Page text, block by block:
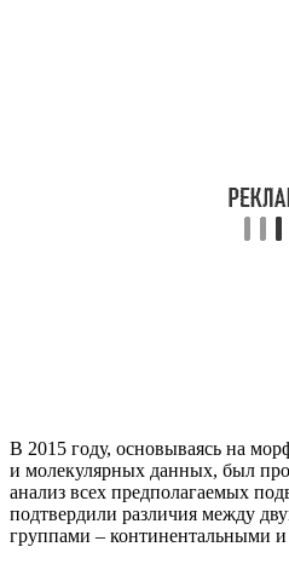
В 2015 году, основываясь на
и молекулярных данных, был
анализ всех предполагаемых
подтвердили различия между
группами – континентальными